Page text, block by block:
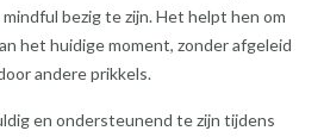
bezig te zijn. Het helpt hen om
het huidige moment, zonder afgeleid
andere prikkels.
en ondersteunend te zijn tijdens